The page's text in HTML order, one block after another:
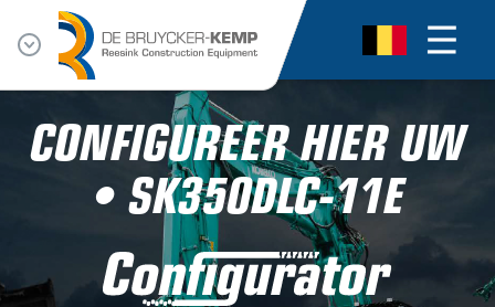
CONFIGUREER HIER UW
• SK350DLC-11E